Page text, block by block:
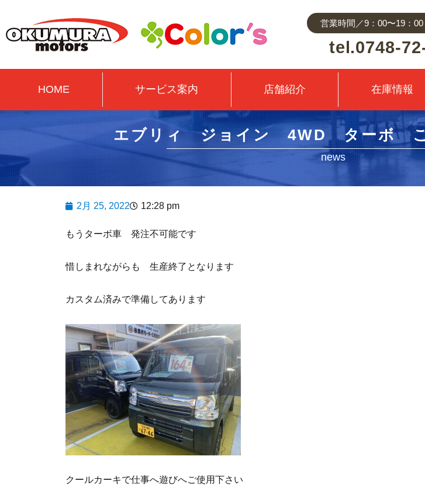
営業時間／9：00〜19：00
tel.0748-
HOME サービス案内 店舗紹介 在庫情報
エブリィ ジョイン 4WD ターボ こ
news
2月 25, 2022 12:28 pm
もうターボ車 発注不可能です
惜しまれながらも 生産終了となります
カスタム済みで準備してあります
クールカーキで仕事へ遊びへご使用下さい